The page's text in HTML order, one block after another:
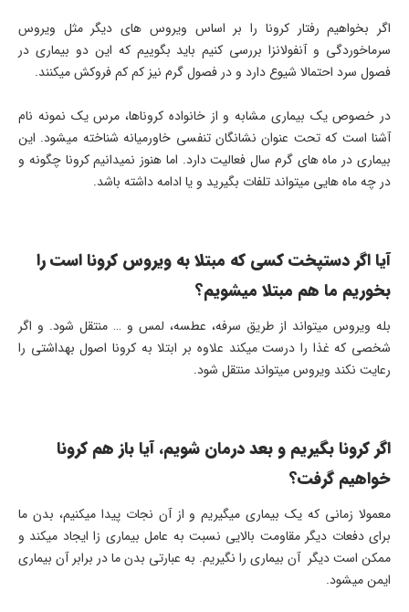
اگر بخواهیم رفتار کرونا را بر اساس ویروس های دیگر مثل ویروس
سرماخوردگی و آنفولانزا بررسی کنیم باید بگوییم که این دو بیماری در
فصول سرد احتمالا شیوع دارد و در فصول گرم نیز کم کم فروکش میکنند.
در خصوص یک بیماری مشابه و از خانواده کروناها، مرس یک نمونه نام
آشنا است که تحت عنوان نشانگان تنفسی خاورمیانه شناخته میشود. این
بیماری در ماه های گرم سال فعالیت دارد. اما هنوز نمیدانیم کرونا چگونه و
در چه ماه هایی میتواند تلفات بگیرید و یا ادامه داشته باشد.
آیا اگر دستپخت کسی که مبتلا به ویروس کرونا است را
بخوریم ما هم مبتلا میشویم؟
بله ویروس میتواند از طریق سرفه، عطسه، لمس و … منتقل شود. و اگر
شخصی که غذا را درست میکند علاوه بر ابتلا به کرونا اصول بهداشتی را
رعایت نکند ویروس میتواند منتقل شود.
اگر کرونا بگیریم و بعد درمان شویم، آیا باز هم کرونا
خواهیم گرفت؟
معمولا زمانی که یک بیماری میگیریم و از آن نجات پیدا میکنیم، بدن ما
برای دفعات دیگر مقاومت بالایی نسبت به عامل بیماری زا ایجاد میکند و
ممکن است دیگر آن بیماری را نگیریم. به عبارتی بدن ما در برابر آن بیماری
ایمن میشود.